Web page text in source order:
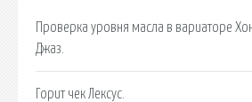
Проверка уровня масла в вариаторе
Джаз.
Горит чек Лексус.